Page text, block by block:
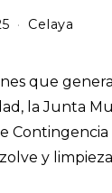
Celaya
que
la Junta
y